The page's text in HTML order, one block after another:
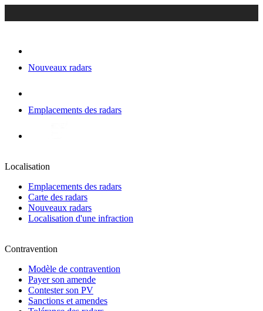
Nouveaux radars
Emplacements des radars
Localisation
Emplacements des radars
Carte des radars
Nouveaux radars
Localisation d'une infraction
Contravention
Modèle de contravention
Payer son amende
Contester son PV
Sanctions et amendes